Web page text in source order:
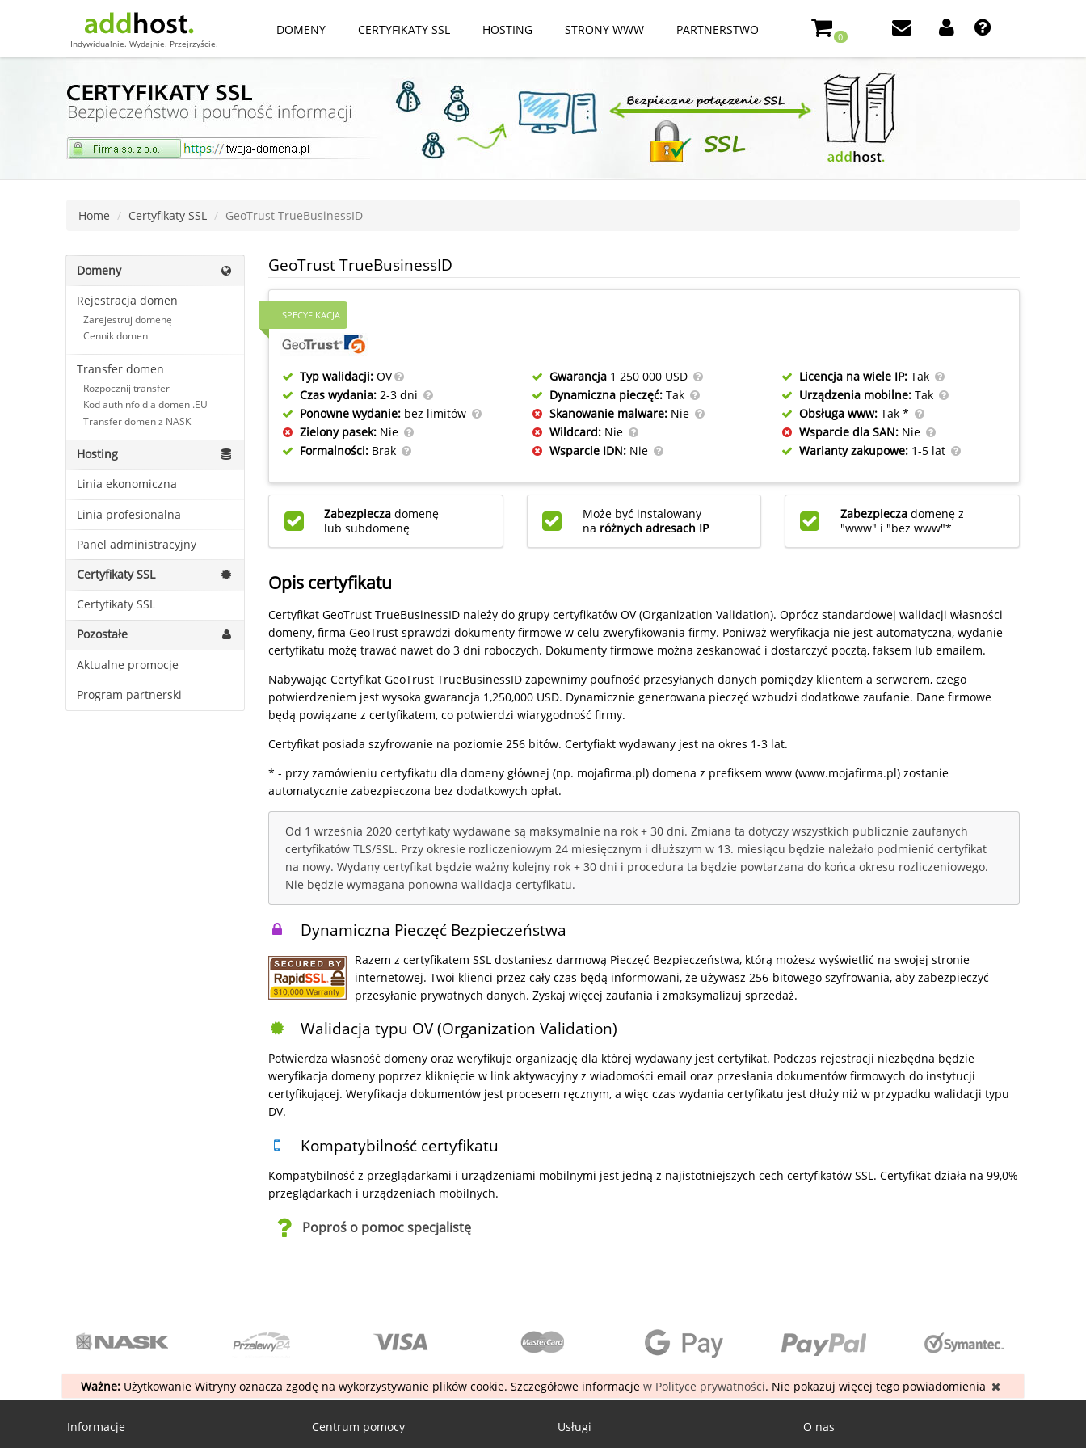
Indywidualnie. Wydajnie. Przejrzyście.
DOMENY CERTYFIKATY SSL HOSTING STRONY WWW PARTNERSTWO 0
Home Certyfikaty SSL GeoTrust TrueBusinessID
Domeny
Rejestracja domen
Zarejestruj domenę
Cennik domen
Transfer domen
Rozpocznij transfer
Kod authinfo dla domen .EU
Transfer domen z NASK
Hosting
Linia ekonomiczna
Linia profesionalna
Panel administracyjny
Certyfikaty SSL
Certyfikaty SSL
Pozostałe
Aktualne promocje
Program partnerski
GeoTrust TrueBusinessID
SPECYFIKACJA
Typ walidacji: OV
Czas wydania: 2-3 dni
Ponowne wydanie: bez limitów
Zielony pasek: Nie
Formalności: Brak
Gwarancja 1 250 000 USD
Dynamiczna pieczęć: Tak
Skanowanie malware: Nie
Wildcard: Nie
Wsparcie IDN: Nie
Licencja na wiele IP: Tak
Urządzenia mobilne: Tak
Obsługa www: Tak *
Wsparcie dla SAN: Nie
Warianty zakupowe: 1-5 lat
Zabezpiecza domenę
lub subdomenę
Może być instalowany
na różnych adresach IP
Zabezpieczadomenę z
"www" i "bez www"*
Opis certyfikatu
Certyfikat GeoTrust TrueBusinessID należy do grupy certyfikatów OV (Organization Validation). Oprócz standardowej walidacji własności
domeny, firma GeoTrust sprawdzi dokumenty firmowe w celu zweryfikowania firmy. Poniważ weryfikacja nie jest automatyczna, wydanie
certyfikatu możę trawać nawet do 3 dni roboczych. Dokumenty firmowe można zeskanować i dostarczyć pocztą, faksem lub emailem.
Nabywając Certyfikat GeoTrust TrueBusinessID zapewnimy poufność przesyłanych danych pomiędzy klientem a serwerem, czego
potwierdzeniem jest wysoka gwarancja 1,250,000 USD. Dynamicznie generowana pieczęć wzbudzi dodatkowe zaufanie. Dane firmowe
będą powiązane z certyfikatem, co potwierdzi wiarygodność firmy.
Certyfikat posiada szyfrowanie na poziomie 256 bitów. Certyfiakt wydawany jest na okres 1-3 lat.
* - przy zamówieniu certyfikatu dla domeny głównej (np. mojafirma.pl) domena z prefiksem www (www.mojafirma.pl) zostanie
automatycznie zabezpieczona bez dodatkowych opłat.
Od 1 września 2020 certyfikaty wydawane są maksymalnie na rok + 30 dni. Zmiana ta dotyczy wszystkich publicznie zaufanych
certyfikatów TLS/SSL. Przy okresie rozliczeniowym 24 miesięcznym i dłuższym w 13. miesiącu będzie należało podmienić certyfikat
na nowy. Wydany certyfikat będzie ważny kolejny rok + 30 dni i procedura ta będzie powtarzana do końca okresu rozliczeniowego.
Nie będzie wymagana ponowna walidacja certyfikatu.
Dynamiczna Pieczęć Bezpieczeństwa
Razem z certyfikatem SSL dostaniesz darmową Pieczęć Bezpieczeństwa, którą możesz wyświetlić na swojej stronie
internetowej. Twoi klienci przez cały czas będą informowani, że używasz 256-bitowego szyfrowania, aby zabezpieczyć
przesyłanie prywatnych danych. Zyskaj więcej zaufania i zmaksymalizuj sprzedaż.
Walidacja typu OV (Organization Validation)
Potwierdza własność domeny oraz weryfikuje organizację dla której wydawany jest certyfikat. Podczas rejestracji niezbędna będzie
weryfikacja domeny poprzez kliknięcie w link aktywacyjny z wiadomości email oraz przesłania dokumentów firmowych do instytucji
certyfikującej. Weryfikacja dokumentów jest procesem ręcznym, a więc czas wydania certyfikatu jest dłuży niż w przypadku walidacji typu
DV.
Kompatybilność certyfikatu
Kompatybilność z przeglądarkami i urządzeniami mobilnymi jest jedną z najistotniejszych cech certyfikatów SSL. Certyfikat działa na 99,0%
przeglądarkach i urządzeniach mobilnych.
Poproś o pomoc specjalistę
Ważne:Użytkowanie Witryny oznacza zgodę na wykorzystywanie plików cookie. Szczegółowe informacje w Polityce prywatności. Nie pokazuj więcej tego powiadomienia
Informacje Centrum pomocy Usługi O nas